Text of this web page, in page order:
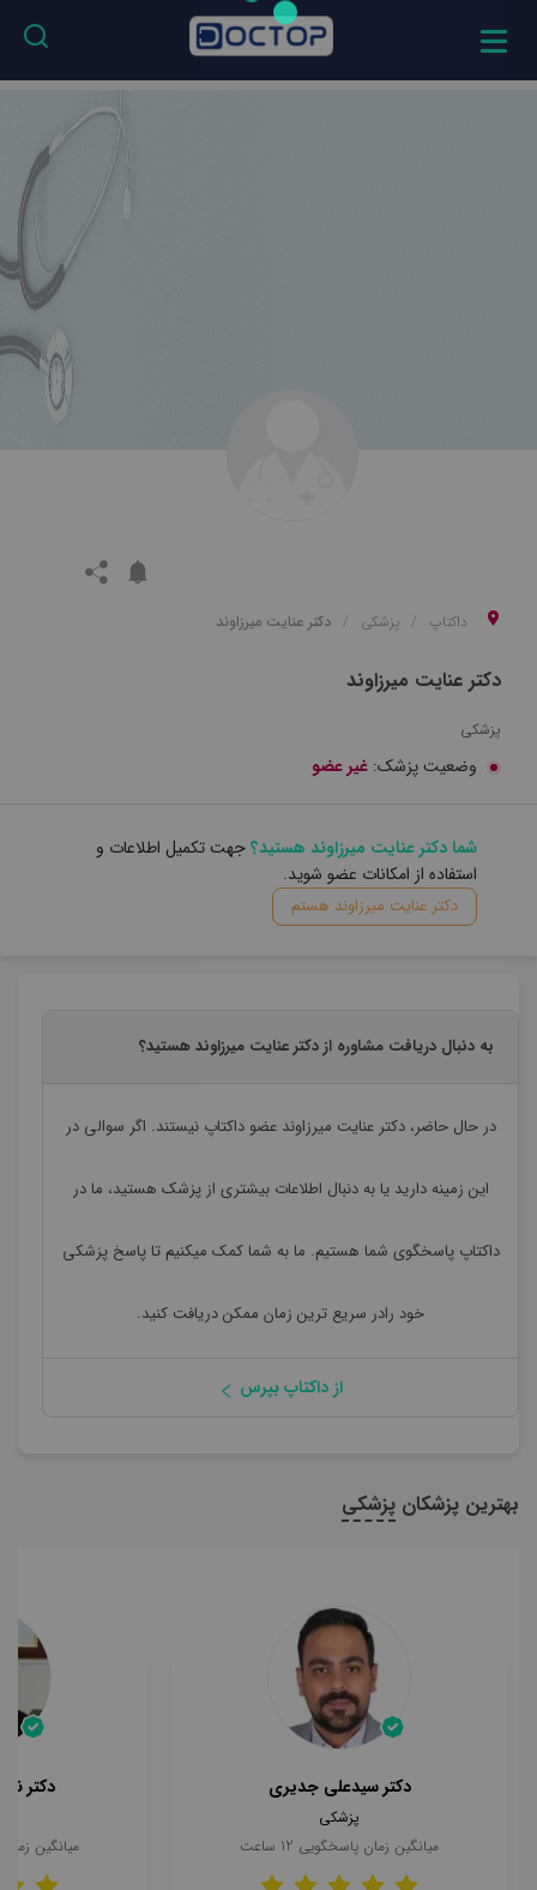
داکتاپ پزشکی دکتر عنایت میرزاوند
دکتر عنایت میرزاوند
پزشکی
وضعیت پزشک: غیر عضو
شما دکتر عنایت میرزاوند هستید؟جهت تکمیل اطلاعات و
استفاده از امکانات عضو شوید.
دکتر عنایت میرزاوند هستم
به دنبال دریافت مشاوره از دکتر عنایت میرزاوند هستید؟
در حال حاضر،دکتر عنایت میرزاوند عضو داکتاپ نیستند. اگر سوالی در
این زمینه دارید یا به دنبال اطلاعات بیشتری از پزشک هستید، ما در
داکتاپ پاسخگوی شما هستیم. ما به شما کمک میکنیم تا پاسخ پزشکی
خود رادر سریع ترین زمان ممکن دریافت کنید.
از داکتاپ بپرس
بهترین پزشکان پزشکی
دکتر سیدعلی جدیری
پزشکی
میانگین زمان پاسخگویی 12 ساعت
دکتر
میانگین